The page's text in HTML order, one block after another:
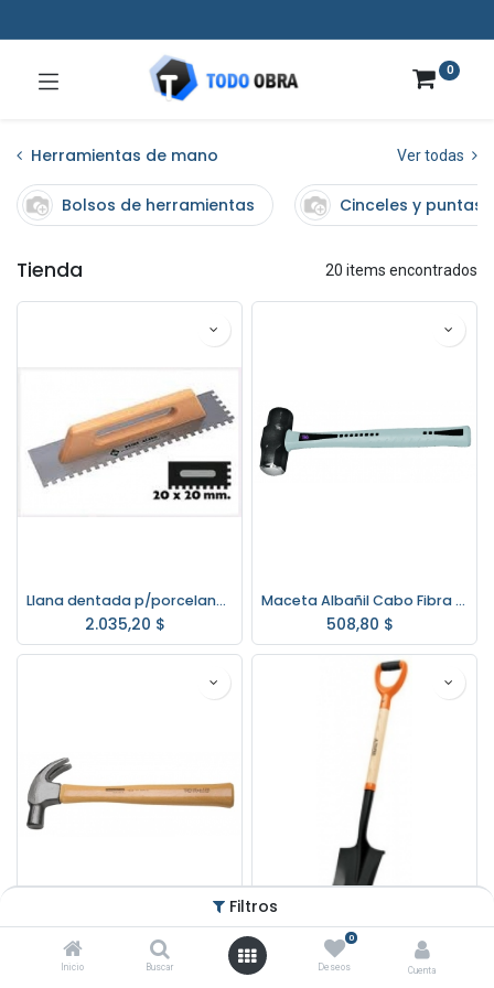
Filtros
Inicio Buscar
0
Deseos Cuenta
0
Herramientas de mano Ver todas
Bolsos de herramientas Cinceles y puntas
Tienda 20 items encontrados
Llana dentada p/porcelanatos Rubi 48 Cm. 20x20mm.
2.035,20 $
Maceta Albañil Cabo Fibra 0,9 Kg. NEO MMG9002
508,80 $
Martillo Uña C/Madera 27mm. Tramontina Master 40300/027
$ 1.150,00